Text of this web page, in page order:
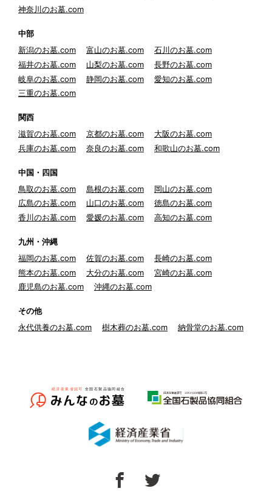
神奈川のお墓.com
中部
新潟のお墓.com
富山のお墓.com
石川のお墓.com
福井のお墓.com
山梨のお墓.com
長野のお墓.com
岐阜のお墓.com
静岡のお墓.com
愛知のお墓.com
三重のお墓.com
関西
滋賀のお墓.com
京都のお墓.com
大阪のお墓.com
兵庫のお墓.com
奈良のお墓.com 和歌山のお墓.com
中国・四国
鳥取のお墓.com
島根のお墓.com
岡山のお墓.com
広島のお墓.com
山口のお墓.com
徳島のお墓.com
香川のお墓.com
愛媛のお墓.com 高知のお墓.com
九州・沖縄
福岡のお墓.com
佐賀のお墓.com
長崎のお墓.com
熊本のお墓.com
大分のお墓.com
宮崎のお墓.com
鹿児島のお墓.com
沖縄のお墓.com
その他
永代供養のお墓.com
樹木葬のお墓.com 納骨堂のお墓.com